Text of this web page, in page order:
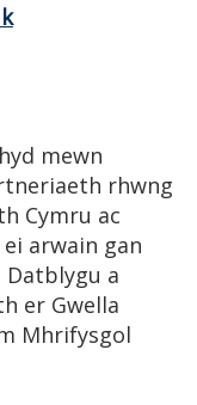
mewn
rhwng
Cymru ac
ei arwain gan
Datblygu a
er Gwella
Mhrifysgol